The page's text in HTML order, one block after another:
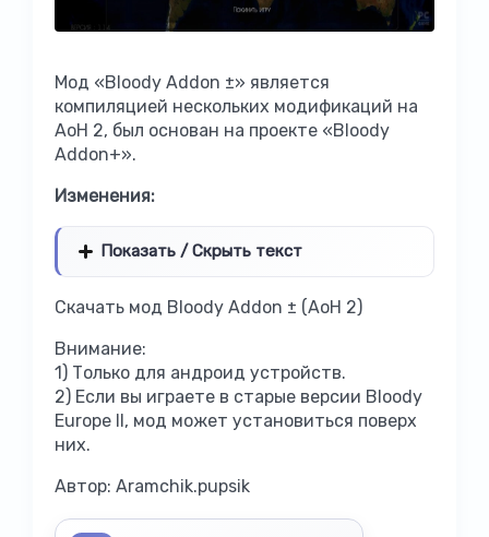
Мод «Bloody Addon ±» является
компиляцией нескольких модификаций на
AoH 2, был основан на проекте «Bloody
Addon+».
Изменения:
Показать / Скрыть текст
Скачать мод Bloody Addon ± (AoH 2)
Внимание:
1) Только для андроид устройств.
2) Если вы играете в старые версии Bloody
Europe II, мод может установиться поверх
них.
Автор: Aramchik.pupsik